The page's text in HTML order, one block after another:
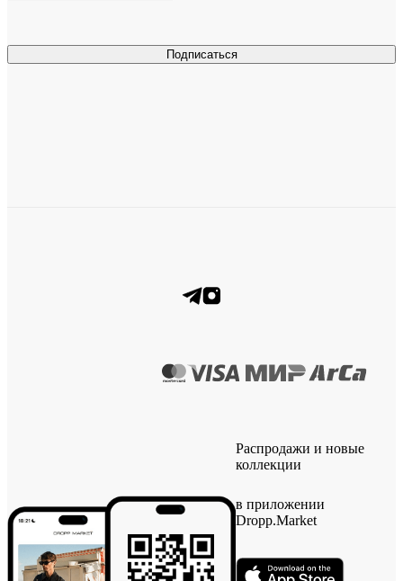
Подписаться
Распродажи и новые
коллекции
в приложении
Dropp.Market